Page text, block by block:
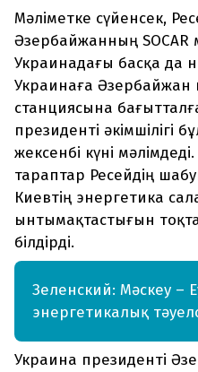
Мәліметке сүйенсек,
Әзербайжанның SOCAR
Украинадағы басқа да
Украинаға Әзербайжан
станциясына
президенті әкімшілігі
жексенбі күні
тараптар Ресейдің
Киевтің энергетика
ынтымақтастығын
білдірді.
Зеленский: Мәскеу –
энергетикалық
Украина президенті